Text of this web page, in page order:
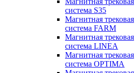
система S35
Магнитная трековая
система FARM
Магнитная трековая
система LINEA
Магнитная трековая
система OPTIMA